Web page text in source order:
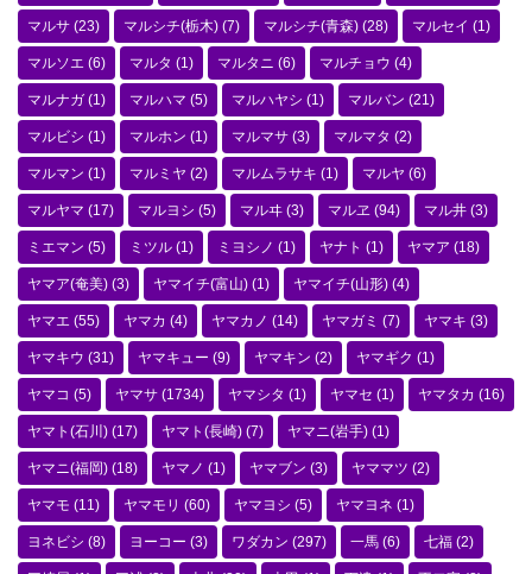
マルサ (23) マルシチ(栃木) (7) マルシチ(青森) (28) マルセイ (1)
マルソエ (6) マルタ (1) マルタニ (6) マルチョウ (4)
マルナガ (1) マルハマ (5) マルハヤシ (1) マルバン (21)
マルビシ (1) マルホン (1) マルマサ (3) マルマタ (2)
マルマン (1) マルミヤ (2) マルムラサキ (1) マルヤ (6)
マルヤマ (17) マルヨシ (5) マルヰ (3) マルヱ (94) マル井 (3)
ミエマン (5) ミツル (1) ミヨシノ (1) ヤナト (1) ヤマア (18)
ヤマア(奄美) (3) ヤマイチ(富山) (1) ヤマイチ(山形) (4)
ヤマエ (55) ヤマカ (4) ヤマカノ (14) ヤマガミ (7) ヤマキ (3)
ヤマキウ (31) ヤマキュー (9) ヤマキン (2) ヤマギク (1)
ヤマコ (5) ヤマサ (1734) ヤマシタ (1) ヤマセ (1) ヤマタカ (16)
ヤマト(石川) (17) ヤマト(長崎) (7) ヤマニ(岩手) (1)
ヤマニ(福岡) (18) ヤマノ (1) ヤマブン (3) ヤママツ (2)
ヤマモ (11) ヤマモリ (60) ヤマヨシ (5) ヤマヨネ (1)
ヨネビシ (8) ヨーコー (3) ワダカン (297) 一馬 (6) 七福 (2)